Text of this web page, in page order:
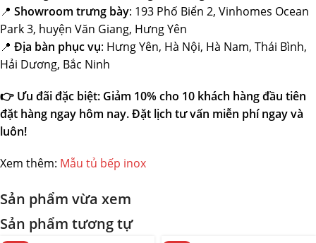
📍 Showroom trưng bày: 193 Phố Biển 2, Vinhomes Ocean
Park 3, huyện Văn Giang, Hưng Yên
📍 Địa bàn phục vụ: Hưng Yên, Hà Nội, Hà Nam, Thái Bình,
Hải Dương, Bắc Ninh
👉 Ưu đãi đặc biệt: Giảm 10% cho 10 khách hàng đầu tiên
đặt hàng ngay hôm nay. Đặt lịch tư vấn miễn phí ngay và
luôn!
Xem thêm: Mẫu tủ bếp inox
Sản phẩm vừa xem
Sản phẩm tương tự